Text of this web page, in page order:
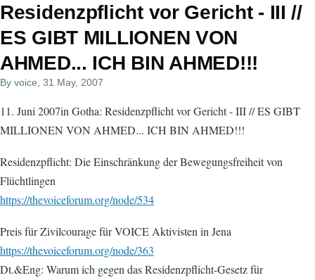
Residenzpflicht vor Gericht - III //
ES GIBT MILLIONEN VON
AHMED... ICH BIN AHMED!!!
By voice , 31 May, 2007
11. Juni 2007in Gotha: Residenzpflicht vor Gericht - III // ES GIBT
MILLIONEN VON AHMED... ICH BIN AHMED!!!
Residenzpflicht: Die Einschränkung der Bewegungsfreiheit von
Flüchtlingen
https://thevoiceforum.org/node/534
Preis für Zivilcourage für VOICE Aktivisten in Jena
https://thevoiceforum.org/node/363
Dt.&Eng: Warum ich gegen das Residenzpflicht-Gesetz für